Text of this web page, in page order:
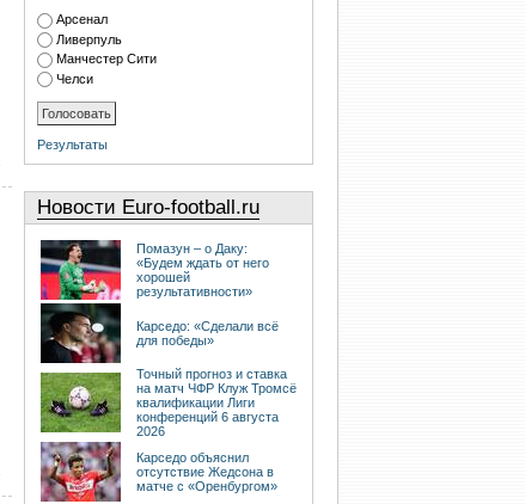
Арсенал
Ливерпуль
Манчестер Сити
Челси
Результаты
Новости Euro-football.ru
Помазун – о Даку:
«Будем ждать от него
хорошей
результативности»
Карседо: «Сделали всё
для победы»
Точный прогноз и ставка
на матч ЧФР Клуж Тромсё
квалификации Лиги
конференций 6 августа
2026
Карседо объяснил
отсутствие Жедсона в
матче с «Оренбургом»